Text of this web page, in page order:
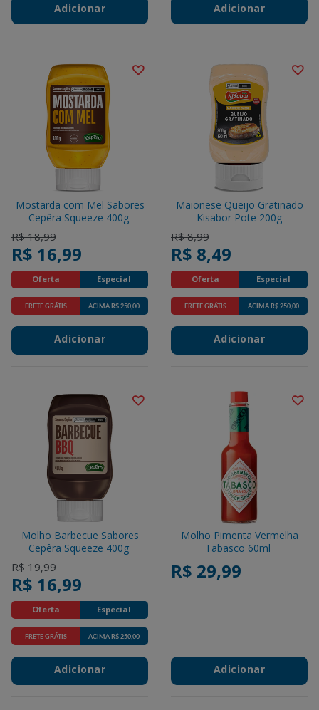
Adicionar Adicionar
Mostarda com Mel Sabores
Cepêra Squeeze 400g
Price reduced from
R$ 18,99to
R$ 16,99
Oferta Especial
Promotions
FRETE GRÁTIS ACIMA R$ 250,00
Adicionar
Maionese Queijo Gratinado
Kisabor Pote 200g
Price reduced from
R$ 8,99to
R$ 8,49
Oferta Especial
Promotions
FRETE GRÁTIS ACIMA R$ 250,00
Adicionar
Molho Barbecue Sabores
Cepêra Squeeze 400g
Price reduced from
R$ 19,99to
R$ 16,99
Oferta Especial
Promotions
FRETE GRÁTIS ACIMA R$ 250,00
Adicionar
Molho Pimenta Vermelha
Tabasco 60ml
R$ 29,99
Adicionar